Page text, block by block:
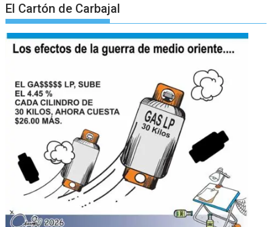
El Cartón de Carbajal